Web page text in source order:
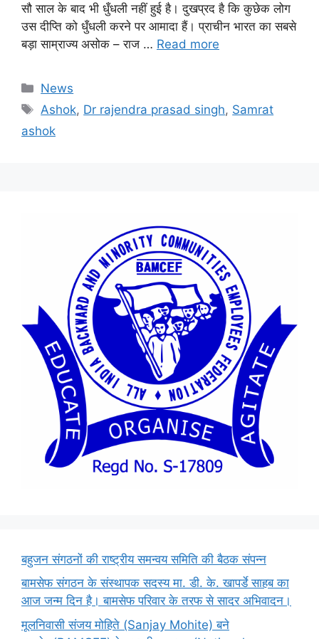
सौ साल के बाद भी धुँधली नहीं हुई है। दुखप्रद है कि कुछेक लोग
उस दीप्ति को धुँधली करने पर आमादा हैं। प्राचीन भारत का सबसे
बड़ा साम्राज्य असोक – राज … Read more
News
Ashok, Dr rajendra prasad singh, Samrat
ashok
बहुजन संगठनों की राष्ट्रीय समन्वय समिति की बैठक संपन्न
बामसेफ संगठन के संस्थापक सदस्य मा. डी. के. खापर्डे साहब का
आज जन्म दिन है। बामसेफ परिवार के तरफ से सादर अभिवादन।
मूलनिवासी संजय मोहिते (Sanjay Mohite) बने